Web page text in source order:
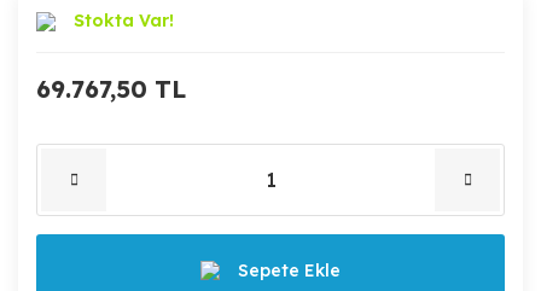
Stokta Var!
69.767,50 TL
Sepete Ekle